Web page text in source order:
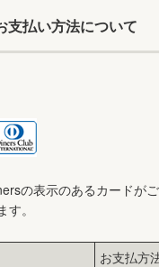
支払い方法について
の表示のあるカードがご
。
お支払方